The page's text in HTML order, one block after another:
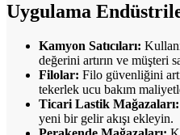
Uygulama
Kamyon Satıcıları:
değerini artırın ve müşteri
Filolar: Filo güvenliğini
tekerlek ucu bakım
Ticari Lastik Mağazaları:
yeni bir gelir akışı ekleyin.